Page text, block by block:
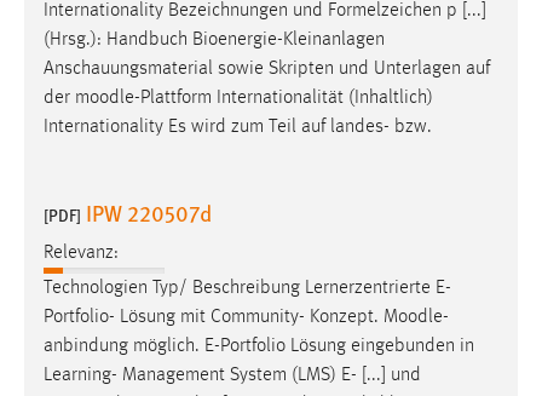
Internationality Bezeichnungen und Formelzeichen p [...]
(Hrsg.): Handbuch Bioenergie-Kleinanlagen
Anschauungsmaterial sowie Skripten und Unterlagen auf
der moodle-Plattform Internationalität (Inhaltlich)
Internationality Es wird zum Teil auf landes- bzw.
[PDF] IPW 220507d
Relevanz:
Technologien Typ/ Beschreibung Lernerzentrierte E-
Portfolio- Lösung mit Community- Konzept. Moodle-
anbindung möglich. E-Portfolio Lösung eingebunden in
Learning- Management System (LMS) E- [...] und